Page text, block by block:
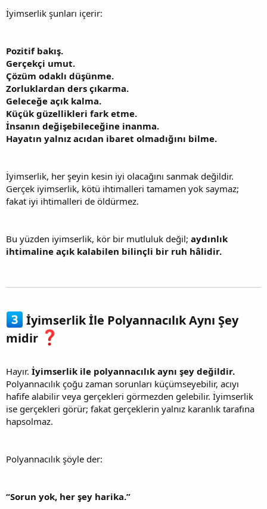
İyimserlik şunları içerir:
Pozitif bakış.
Gerçekçi umut.
Çözüm odaklı düşünme.
Zorluklardan ders çıkarma.
Geleceğe açık kalma.
Küçük güzellikleri fark etme.
İnsanın değişebileceğine inanma.
Hayatın yalnız acıdan ibaret olmadığını bilme.
İyimserlik, her şeyin kesin iyi olacağını sanmak değildir.
Gerçek iyimserlik, kötü ihtimalleri tamamen yok saymaz;
fakat iyi ihtimalleri de öldürmez.
Bu yüzden iyimserlik, kör bir mutluluk değil; aydınlık
ihtimaline açık kalabilen bilinçli bir ruh hâlidir.
İyimserlik İle Polyannacılık Aynı Şey
midir
Hayır. İyimserlik ile polyannacılık aynı şey değildir.
Polyannacılık çoğu zaman sorunları küçümseyebilir, acıyı
hafife alabilir veya gerçekleri görmezden gelebilir. İyimserlik
ise gerçekleri görür; fakat gerçeklerin yalnız karanlık tarafına
hapsolmaz.
Polyannacılık şöyle der:
“Sorun yok, her şey harika.”